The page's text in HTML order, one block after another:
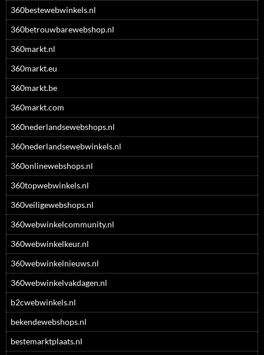
360bestewebwinkels.nl
360betrouwbarewebshop.nl
360markt.nl
360markt.eu
360markt.be
360markt.com
360nederlandsewebshops.nl
360nederlandsewebwinkels.nl
360onlinewebshops.nl
360topwebwinkels.nl
360veiligewebshops.nl
360webwinkelcommunity.nl
360webwinkelkeur.nl
360webwinkelnieuws.nl
360webwinkelvakdagen.nl
b2cwebwinkels.nl
bekendewebshops.nl
bestemarktplaats.nl